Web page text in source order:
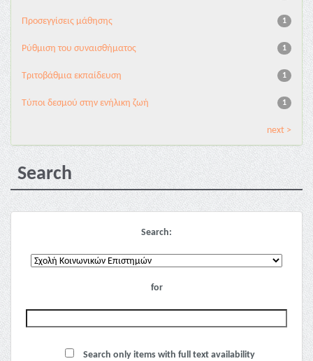
1
Προσεγγίσεις μάθησης
1
Ρύθμιση του συναισθήματος
1
Τριτοβάθμια εκπαίδευση
1
Τύποι δεσμού στην ενήλικη ζωή
next >
Search
Search:
for
Search only items with full text availability